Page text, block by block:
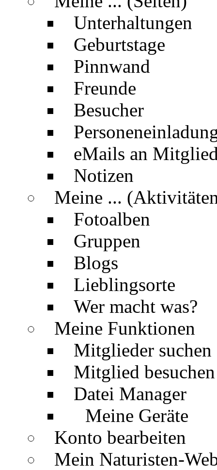
Unterhaltungen
Geburtstage
Pinnwand
Freunde
Besucher
eMails an
Notizen
Meine ...
Fotoalben
Gruppen
Blogs
Lieblingsorte
Wer macht was?
Meine Funktionen
Mitglieder suchen
Mitglied besuchen
Datei Manager
Meine Geräte
Konto bearbeiten
Mein Naturisten-